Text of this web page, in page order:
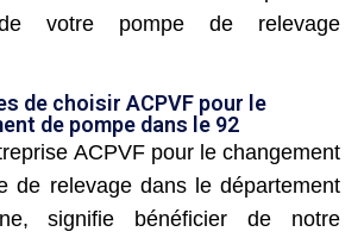
de votre pompe de relevage
de choisir ACPVF pour le
de pompe dans le 92
ACPVF pour le changement
de relevage dans le département
signifie bénéficier de notre